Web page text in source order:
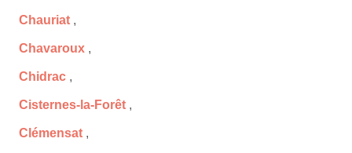
Chauriat ,
Chavaroux ,
Chidrac ,
Cisternes-la-Forêt ,
Clémensat ,